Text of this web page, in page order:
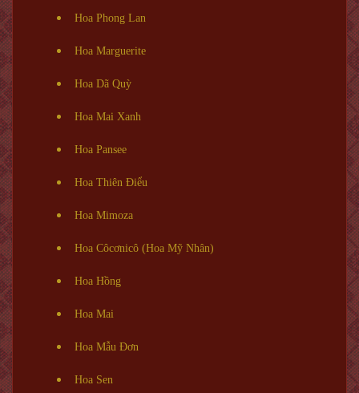
Hoa Phong Lan
Hoa Marguerite
Hoa Dã Quỳ
Hoa Mai Xanh
Hoa Pansee
Hoa Thiên Điểu
Hoa Mimoza
Hoa Côcơnicô (Hoa Mỹ Nhân)
Hoa Hồng
Hoa Mai
Hoa Mẫu Đơn
Hoa Sen